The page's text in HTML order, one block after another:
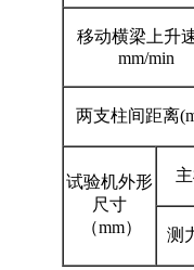
移动横梁上升
mm/min
两支柱间距离
试验机外形
尺寸
（mm）
测